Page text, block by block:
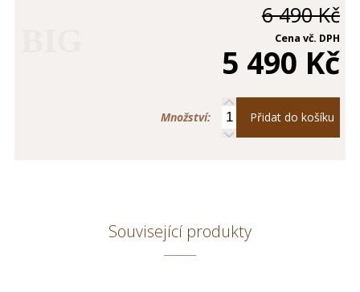
6 490 Kč
Cena vč. DPH
5 490 Kč
Množství: Přidat do košíku
Související produkty